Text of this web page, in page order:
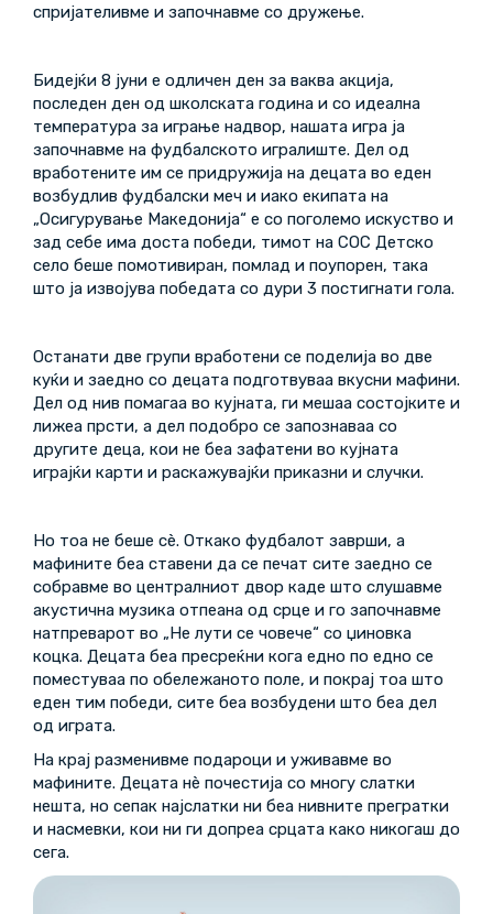
спријателивме и започнавме со дружење.
Бидејќи 8 јуни е одличен ден за ваква акција,
последен ден од школската година и со идеална
температура за играње надвор, нашата игра ја
започнавме на фудбалското игралиште. Дел од
вработените им се придружија на децата во еден
возбудлив фудбалски меч и иако екипата на
„Осигурување Македонија“ е со поголемо искуство и
зад себе има доста победи, тимот на СОС Детско
село беше помотивиран, помлад и поупорен, така
што ја извојува победата со дури 3 постигнати гола.
Останати две групи вработени се поделија во две
куќи и заедно со децата подготвуваа вкусни мафини.
Дел од нив помагаа во кујната, ги мешаа состојките и
лижеа прсти, а дел подобро се запознаваа со
другите деца, кои не беа зафатени во кујната
играјќи карти и раскажувајќи приказни и случки.
Но тоа не беше сè. Откако фудбалот заврши, а
мафините беа ставени да се печат сите заедно се
собравме во централниот двор каде што слушавме
акустична музика отпеана од срце и го започнавме
натпреварот во „Не лути се човече“ со џиновка
коцка. Децата беа пресреќни кога едно по едно се
поместуваа по обележаното поле, и покрај тоа што
еден тим победи, сите беа возбудени што беа дел
од играта.
На крај разменивме подароци и уживавме во
мафините. Децата нè почестија со многу слатки
нешта, но сепак најслатки ни беа нивните прегратки
и насмевки, кои ни ги допреа срцата како никогаш до
сега.